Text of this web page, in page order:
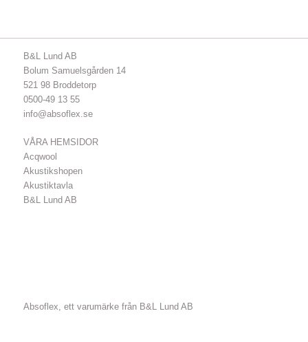
B&L Lund AB
Bolum Samuelsgården 14
521 98 Broddetorp
0500-49 13 55
info@absoflex.se
VÅRA HEMSIDOR
Acqwool
Akustikshopen
Akustiktavla
B&L Lund AB
Absoflex, ett varumärke från B&L Lund AB